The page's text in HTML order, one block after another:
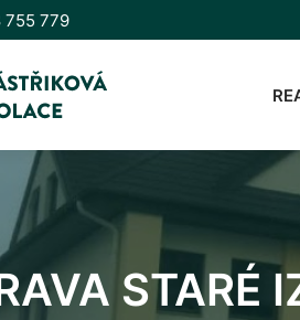
755 779
STARÉ